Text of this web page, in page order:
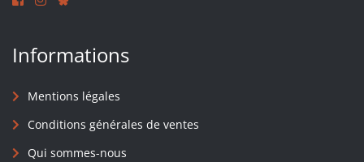
Informations
Mentions légales
Conditions générales de ventes
Qui sommes-nous